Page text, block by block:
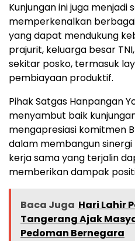
Kunjungan ini juga menjadi
memperkenalkan
yang dapat mendukung
prajurit, keluarga besar
sekitar posko, termasuk
pembiayaan produktif.
Pihak Satgas Hanpangan
menyambut baik
mengapresiasi komitmen
dalam membangun
kerja sama yang terjalin
memberikan dampak
Baca Juga Hari Lahir
Tangerang Ajak
Pedoman Bernegara